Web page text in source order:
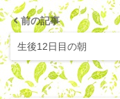
前の記事
生後12日目の朝